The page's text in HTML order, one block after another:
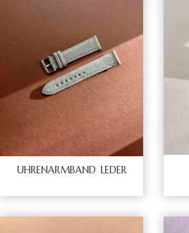
UHRENARMBAND LEDER